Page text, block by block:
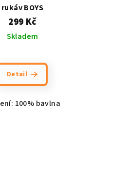
rukáv BOYS
299 Kč
Skladem
Detail
100% bavlna